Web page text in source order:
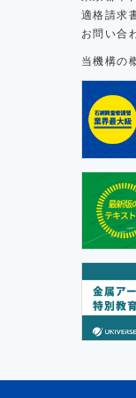
適格請求
お問い合
当機構の